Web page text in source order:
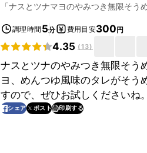
「ナスとツナマヨのやみつき無限そう
調理時間 5分 費用目安300円
4.35 (13)
ナスとツナのやみつき無限そう
ヨ、めんつゆ風味のタレがそう
すので、ぜひお試しくださいね。
シェア ポスト 印刷する